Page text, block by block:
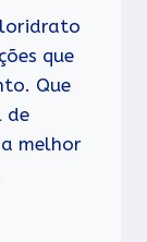
que
Que
de
melhor